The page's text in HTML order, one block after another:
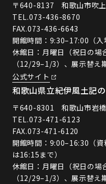
〒640-8137 和歌山市吹
TEL.073-436-8670
FAX.073-436-6643
開館時間：9:30–17:00（入
休館日：月曜日（祝日の場
（12/29–1/3）、展示替え
公式サイト
和歌山県立紀伊風土記
〒640-8301 和歌山市岩
TEL.073-471-6123
FAX.073-471-6120
開館時間：9:00–16:30（
は16:15まで）
休館日：月曜日（祝日の場
（12/29–1/3）、展示替え